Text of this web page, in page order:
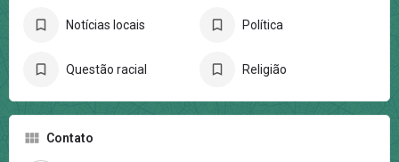
Notícias locais Política
Questão racial Religião
Contato